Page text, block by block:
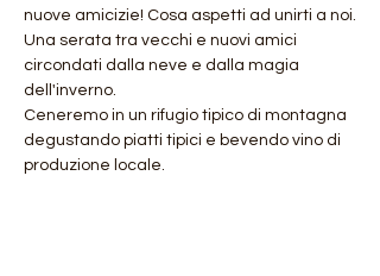
nuove amicizie! Cosa aspetti ad unirti a noi.
Una serata tra vecchi e nuovi amici
circondati dalla neve e dalla magia
dell'inverno.
Ceneremo in un rifugio tipico di montagna
degustando piatti tipici e bevendo vino di
produzione locale.